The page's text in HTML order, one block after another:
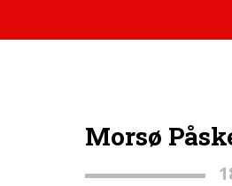
Morsø